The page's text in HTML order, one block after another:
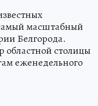
масштабный
Белгорода.
областной столицы
еженедельного